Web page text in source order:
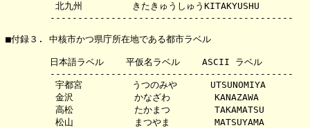
         北九州         きたきゅうしゅうKITAKYUSHU
        --------------------------------------------
■付録３. 中核市かつ県庁所在地である都市ラベル
        日本語ラベル    平仮名ラベル    ASCII ラベル
        --------------------------------------------
         宇都宮         うつのみや      UTSUNOMIYA
         金沢           かなざわ        KANAZAWA
         高松           たかまつ        TAKAMATSU
         松山           まつやま        MATSUYAMA